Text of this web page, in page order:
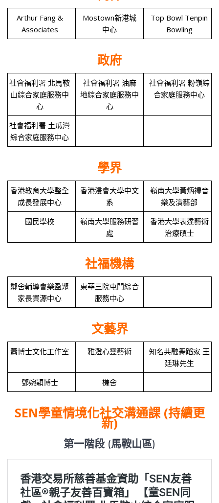
Arthur Fang &
Associates
Mostown新港城
中心
Top Bowl Tenpin
Bowling
政府
社會福利署 北馬鞍
山綜合家庭服務中
心
社會福利署 油麻
地綜合家庭服務中
心
社會福利署 粉嶺綜
合家庭服務中心
社會福利署 土瓜灣
綜合家庭服務中心
學界
香港教育大學整全
成長發展中心
香港浸會大學中文
系
嶺南大學黃炳禮音
樂及演藝部
國民學校
嶺南大學服務研習
處
香港大學表達藝術
治療碩士
社福機構
鄰舍輔導會樂盈聚
家長資源中心
東華三院屯門綜合
服務中心
文藝界
蕭博士文化工作室 雅澄心靈藝術
知名共融舞蹈家 王
廷琳先生
鄧婉穎博士
槏舍
SEN學童情境化社交溝通課(持續更
新)
第一階段 (馬鞍山區)